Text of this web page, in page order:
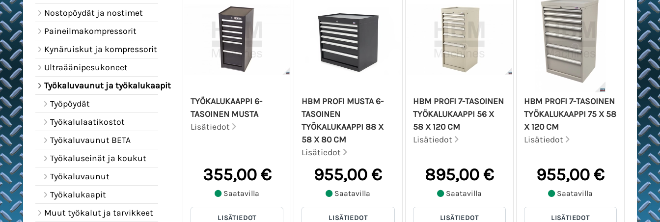
Nostopöydät ja nostimet
Paineilmakompressorit
Kynäruiskut ja kompressorit
Ultraäänipesukoneet
Työkaluvaunut ja työkalukaapit
Työpöydät
Työkalulaatikostot
Työkaluvaunut BETA
Työkaluseinät ja koukut
Työkaluvaunut
Työkalukaapit
Muut työkalut ja tarvikkeet
TYÖKALUKAAPPI 6-
TASOINEN MUSTA
Lisätiedot
355,00 €
Saatavilla
HBM PROFI MUSTA 6-
TASOINEN
TYÖKALUKAAPPI 88 X
58 X 80 CM
Lisätiedot
955,00 €
Saatavilla
HBM PROFI 7-TASOINEN
TYÖKALUKAAPPI 56 X
58 X 120 CM
Lisätiedot
895,00 €
Saatavilla
HBM PROFI 7-TASOINEN
TYÖKALUKAAPPI 75 X 58
X 120 CM
Lisätiedot
955,00 €
Saatavilla